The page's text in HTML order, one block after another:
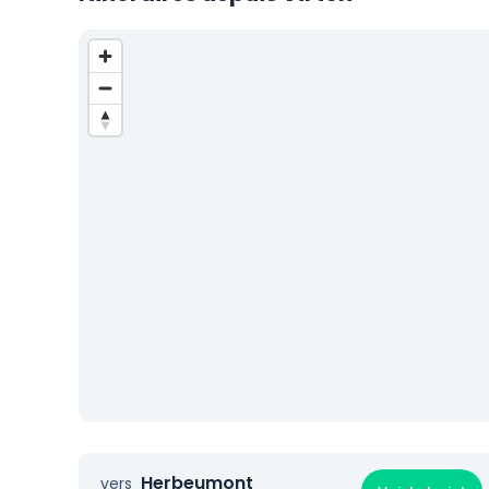
vers Herbeumont